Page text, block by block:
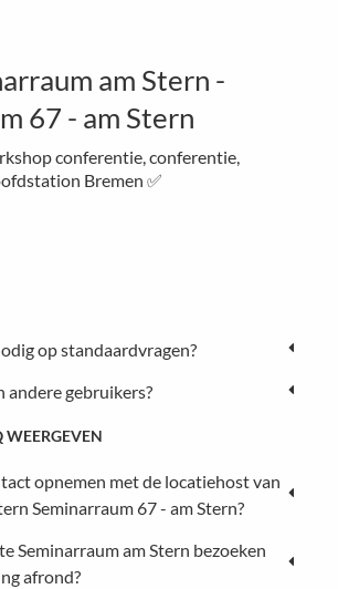
am Stern -
67 - am Stern
conferentie, conferentie,
Bremen ✅
op standaardvragen?
andere gebruikers?
WEERGEVEN
opnemen met de locatiehost van
Seminarraum 67 - am Stern?
Seminarraum am Stern bezoeken
afrond?